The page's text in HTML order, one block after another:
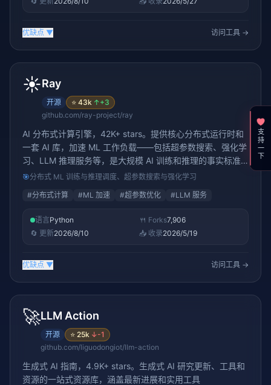
优缺点 ▼ 访问工具 →
☀️Ray
开源 ⭐ 43k ↑+3
github.com/ray-project/ray
AI 分布式计算引擎，42K+ stars。提供核心分布式运行时和
一套 AI 库，加速 ML 工作负载——包括超参数搜索、强化学
习、LLM 推理服务等，是大规模 AI 训练和推理的事实标准
基础设施
🎯分布式 ML 训练与推理调度、超参数搜索与强化学习
#分布式计算 #ML 加速 #超参数优化 #LLM 服务
语言Python 🍴 Forks7,906
🔄 更新2026/8/10 📥 收录2026/5/19
优缺点 ▼ 访问工具 →
🚀LLM Action
开源 ⭐ 25k ↓-1
github.com/liguodongiot/llm-action
生成式 AI 指南，4.9K+ stars。生成式 AI 研究更新、工具和
资源的一站式资源库，涵盖最新进展和实用工具
支持一下